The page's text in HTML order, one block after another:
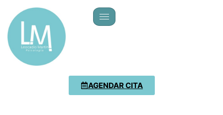
AGENDAR CITA